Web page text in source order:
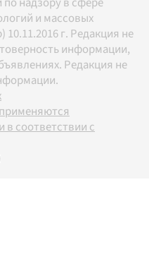
и массовых
г. Редакция не
информации,
Редакция не
в соответствии с